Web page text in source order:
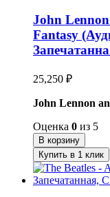
John
Fantasy
25,250 ₽
John Lennon
Оценка 0 из 5
В корзину
Купить в 1 клик